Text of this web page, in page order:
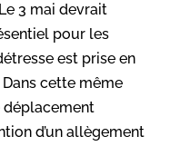
3 mai devrait
pour les
est prise en
cette même
déplacement
d’un allègement